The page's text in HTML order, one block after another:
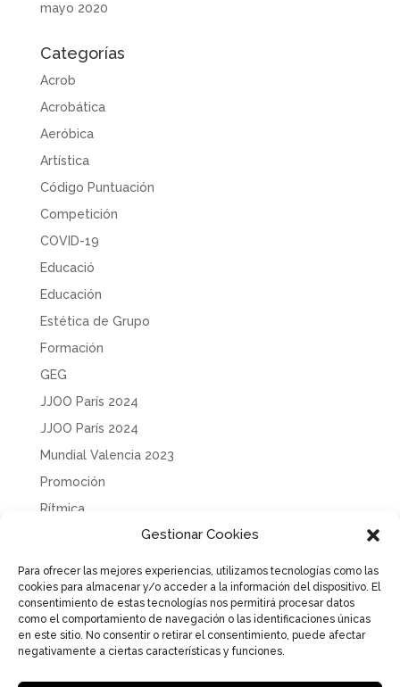
Gestionar Cookies
Para ofrecer las mejores experiencias, utilizamos tecnologías como las
cookies para almacenar y/o acceder a la información del dispositivo. El
consentimiento de estas tecnologías nos permitirá procesar datos
como el comportamiento de navegación o las identificaciones únicas
en este sitio. No consentir o retirar el consentimiento, puede afectar
negativamente a ciertas características y funciones.
mayo 2020
Categorías
Acrob
Acrobática
Aeróbica
Artística
Código Puntuación
Competición
COVID-19
Educació
Educación
Estética de Grupo
Formación
GEG
JJOO París 2024
JJOO París 2024
Mundial Valencia 2023
Promoción
Rítmica
Tecnificación
Uncategorized